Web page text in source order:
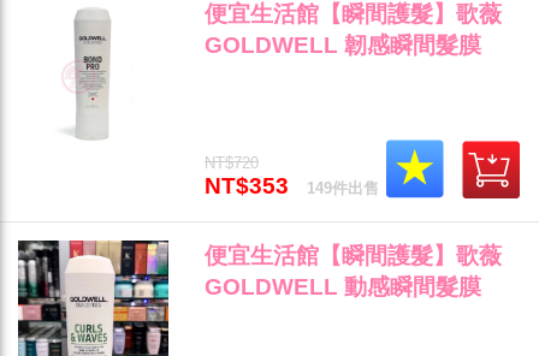
便宜生活館【瞬間護髮】歌薇
GOLDWELL 韌感瞬間髮膜
NT$720
NT$353 149件出售
便宜生活館【瞬間護髮】歌薇
GOLDWELL 動感瞬間髮膜